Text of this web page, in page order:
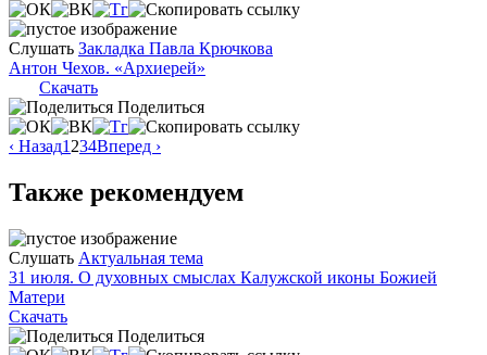
Слушать Закладка Павла Крючкова
Антон Чехов. «Архиерей»
Скачать
Поделиться
‹ Назад1 234Вперед ›
Также рекомендуем
Слушать Актуальная тема
31 июля. О духовных смыслах Калужской иконы Божией
Матери
Скачать
Поделиться